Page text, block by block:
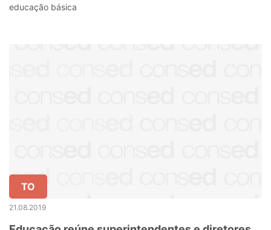
educação básica
TO
21.08.2019